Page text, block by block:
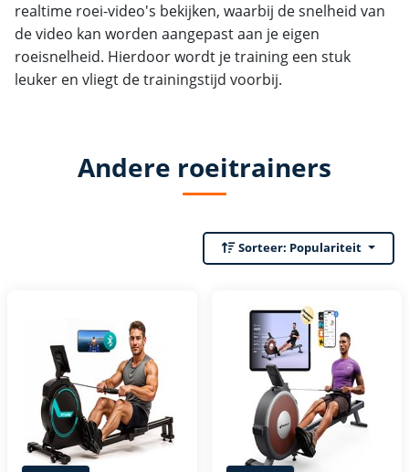
realtime roei-video's bekijken, waarbij de snelheid van
de video kan worden aangepast aan je eigen
roeisnelheid. Hierdoor wordt je training een stuk
leuker en vliegt de trainingstijd voorbij.
Andere roeitrainers
Sorteer: Populariteit